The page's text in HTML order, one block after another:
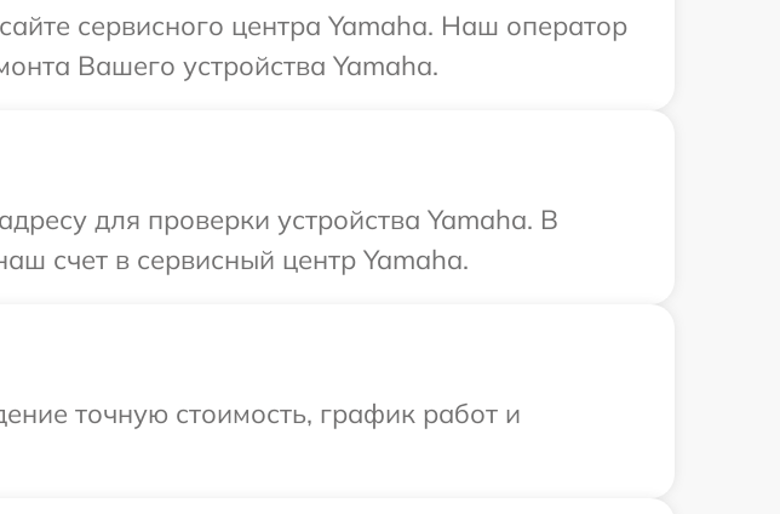
сервисного центра Yamaha. Наш оператор
Вашего устройства Yamaha.
для проверки устройства Yamaha. В
счет в сервисный центр Yamaha.
точную стоимость, график работ и